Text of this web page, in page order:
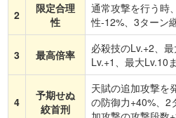
2
限定合理
性
通常攻撃を行う時
性-12%、3ターン
3 最高倍率
必殺技のLv.+2、
Lv.+1、最大Lv.10ま
4
予期せぬ
絞首刑
天賦の追加攻撃を
の防御力+40%、2